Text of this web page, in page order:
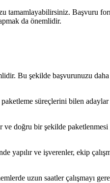
tamamlayabilirsiniz. Başvuru
da önemlidir.
Bu şekilde başvurunuzu
süreçlerini bilen
doğru bir şekilde
yapılır ve işverenler, ekip
uzun saatler çalışmayı